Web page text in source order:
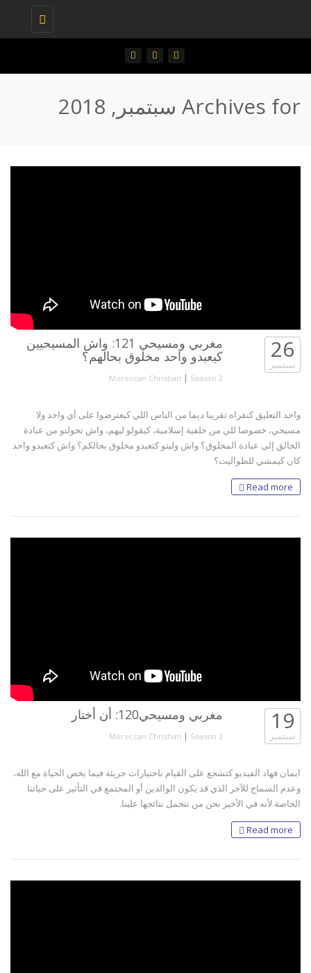
Toggle
Archives for سبتمبر, 2018
مغربي ومسيحي 121: واش المسيحيين
كيعبدو واحد مخلوق بحالهم؟
Moroccan Christian | Season 2
26
سبتمبر
واحد التعليق كنقراه تقريبا ديما من الناس اللي كيعترضوا على أي واحد ولا
مسيحي، خصوصا للي من خلفية إسلامية، كيقولو ليهم، واش تحولتو من عبادة
الخالق إلى عبادة المخلوق؟ واش وليتو كتعبدو مخلوق بحالكم؟ واش كتعبدو واحد
كان كيمشي للطواليت؟
Read more
مغربي ومسيحي120: أن أختار
Moroccan Christian | Season 2
19
سبتمبر
ايمان فهاد الفيديو كتشجع على القيام باختيارات جريئة فيما يخص الحياة مع الله،
وعدم السماح للآخر الذي قد يكون الوالدين أو المجتمع في التأثير على حياتنا
الخاصة ﻷنه في الأخير نحن من نتحمل نتائجها علينا.
Read more